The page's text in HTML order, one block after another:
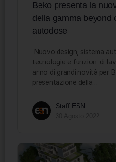
Beko presenta la
della gamma beyond
autodose
Nuovo design, sistema
tecnologie e funzioni di
anno di grandi novità per
presentazione della…
Staff ESN